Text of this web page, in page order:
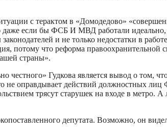
с терактом в «Домодедово»
даже если бы ФСБ И МВД работали
и не только недостатки в
потому что реформа
страны».
честного» Гудкова является вывод о том,
не оправдывает действий должностных
трясут старушек на входе в метро.
депутата. Возможно, он